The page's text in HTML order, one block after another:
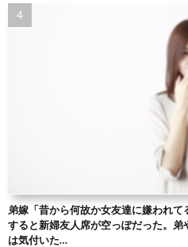
弟嫁「昔から何故か女友達に嫌われ
すると新婦友人席が空っぽだった。
は気付いた…